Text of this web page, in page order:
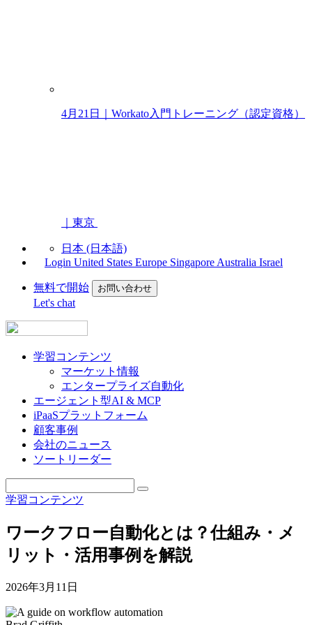
4月21日｜Workato入門トレーニング（認定資格）
｜東京
日本 (日本語)
Login United States Europe Singapore Australia Israel
無料で開始 お問い合わせ
Let's chat
学習コンテンツ
マーケット情報
エンタープライズ自動化
エージェント型AI & MCP
iPaaSプラットフォーム
顧客事例
会社のニュース
ソートリーダー
学習コンテンツ
ワークフロー自動化とは？仕組み・メ
リット・活用事例を解説
2026年3月11日